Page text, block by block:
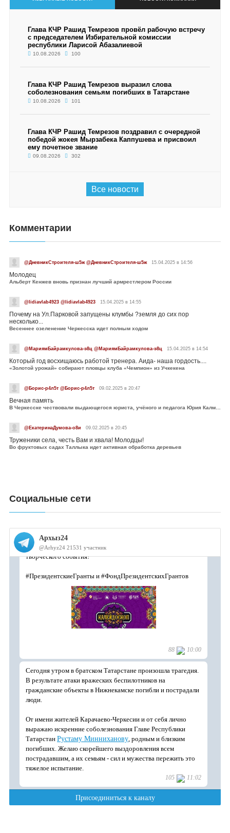
Глава КЧР Рашид Темрезов провёл рабочую встречу
с председателем Избирательной комиссии
республики Ларисой Абазалиевой
10.08.2026 100
Глава КЧР Рашид Темрезов выразил слова
соболезнования семьям погибших в Татарстане
10.08.2026 101
Глава КЧР Рашид Темрезов поздравил с очередной
победой жокея Мырзабека Каппушева и присвоил
ему почетное звание
09.08.2026 302
Все новости
Комментарии
@ДневникСтроителя-ш5ж @ДневникСтроителя-ш5ж 15.04.2025 в 14:56
Молодец
Альберт Кенжев вновь признан лучший армрестлером России
@lidiavlab4923 @lidiavlab4923 15.04.2025 в 14:55
Почему на Ул.Парковой запущены клумбы ?земля до сих пор
несколько...
Весеннее озеленение Черкесска идет полным ходом
@МариямБайрамкулова-э8ц @МариямБайрамкулова-э8ц 15.04.2025 в 14:54
Который год восхищаюсь работой тренера. Аида- наша гордость....
«Золотой урожай» собирают пловцы клуба «Чемпион» из Учкекена
@Борис-р4л5т @Борис-р4л5т 09.02.2025 в 20:47
Вечная память
В Черкесске чествовали выдающегося юриста, учёного и педагога Юрия Калмыкова
@ЕкатеринаДумова-о8и 09.02.2025 в 20:45
Труженики села, честь Вам и хвала! Молодцы!
Во фруктовых садах Таллыка идет активная обработка деревьев
Социальные сети